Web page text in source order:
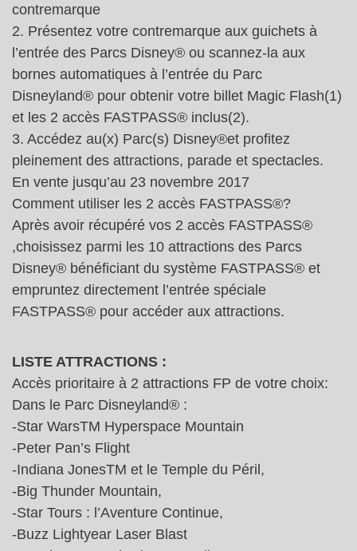
contremarque
2. Présentez votre contremarque aux guichets à
l’entrée des Parcs Disney® ou scannez-la aux
bornes automatiques à l’entrée du Parc
Disneyland® pour obtenir votre billet Magic Flash(1)
et les 2 accès FASTPASS® inclus(2).
3. Accédez au(x) Parc(s) Disney®et profitez
pleinement des attractions, parade et spectacles.
En vente jusqu’au 23 novembre 2017
Comment utiliser les 2 accès FASTPASS®?
Après avoir récupéré vos 2 accès FASTPASS®
,choisissez parmi les 10 attractions des Parcs
Disney® bénéficiant du système FASTPASS® et
empruntez directement l’entrée spéciale
FASTPASS® pour accéder aux attractions.
LISTE ATTRACTIONS :
Accès prioritaire à 2 attractions FP de votre choix:
Dans le Parc Disneyland® :
-Star WarsTM Hyperspace Mountain
-Peter Pan’s Flight
-Indiana JonesTM et le Temple du Péril,
-Big Thunder Mountain,
-Star Tours : l’Aventure Continue,
-Buzz Lightyear Laser Blast